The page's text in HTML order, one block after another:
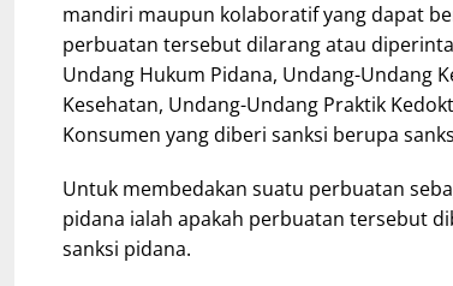
mandiri maupun kolaboratif yang dapat
perbuatan tersebut dilarang atau
Undang Hukum Pidana, Undang-Undang
Kesehatan, Undang-Undang Praktik
Konsumen yang diberi sanksi berupa
Untuk membedakan suatu perbuatan
pidana ialah apakah perbuatan tersebut
sanksi pidana.